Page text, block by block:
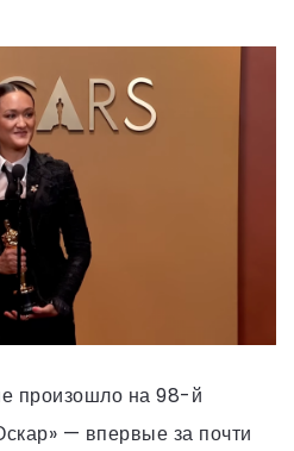
произошло на 98-й
— впервые за почти